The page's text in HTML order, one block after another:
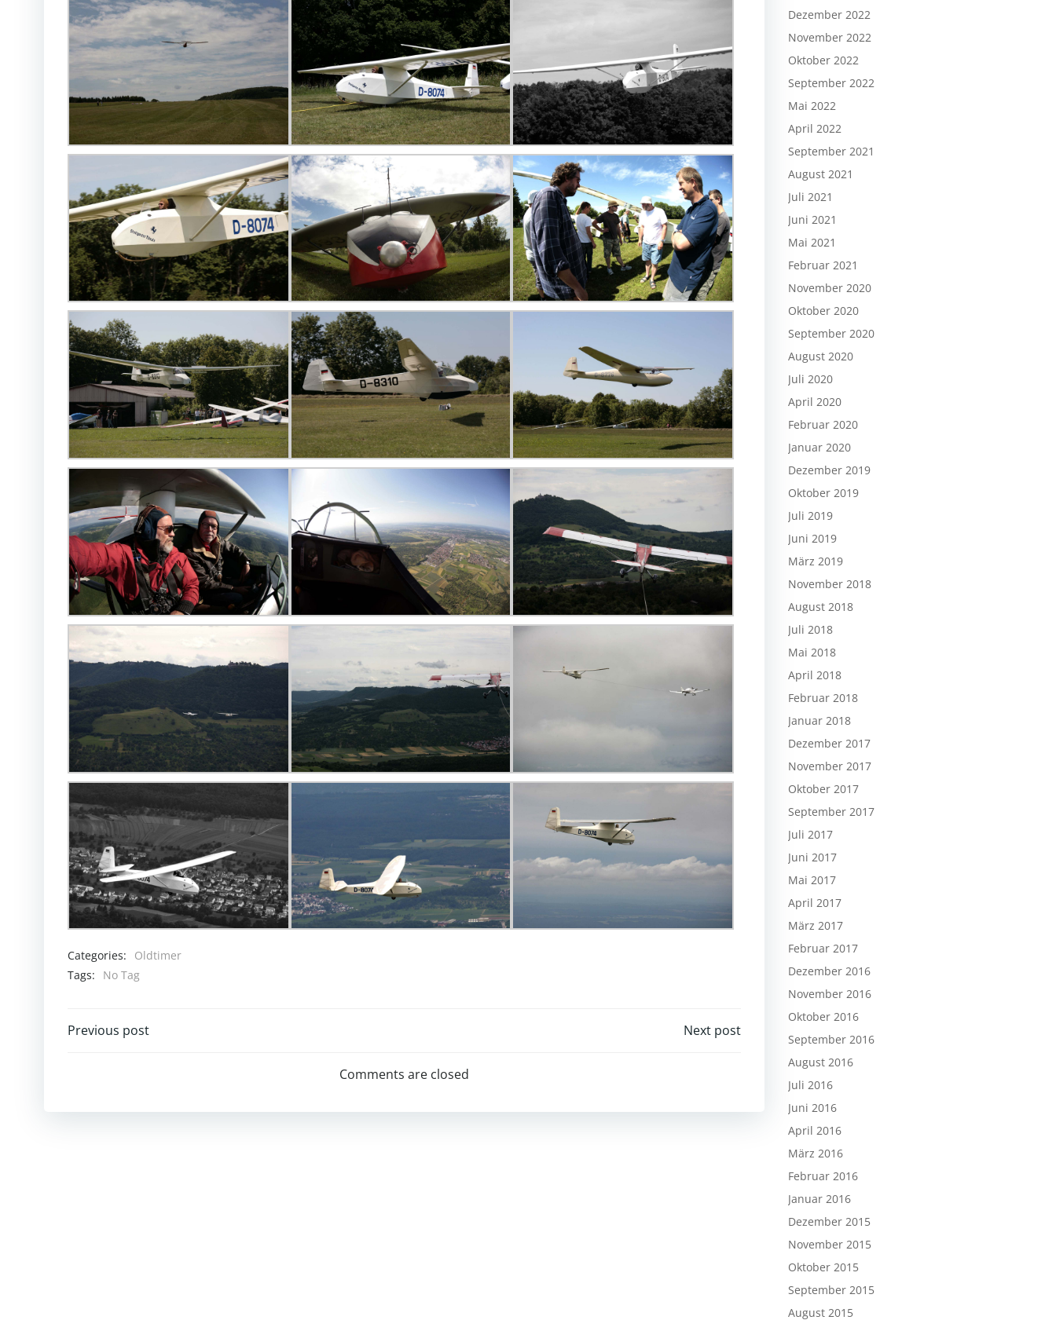
Categories:
Oldtimer
Tags:
No Tag
Post
Previous post
navigation
Next post
Comments are closed
Dezember 2022
November 2022
Oktober 2022
September 2022
Mai 2022
April 2022
September 2021
August 2021
Juli 2021
Juni 2021
Mai 2021
Februar 2021
November 2020
Oktober 2020
September 2020
August 2020
Juli 2020
April 2020
Februar 2020
Januar 2020
Dezember 2019
Oktober 2019
Juli 2019
Juni 2019
März 2019
November 2018
August 2018
Juli 2018
Mai 2018
April 2018
Februar 2018
Januar 2018
Dezember 2017
November 2017
Oktober 2017
September 2017
Juli 2017
Juni 2017
Mai 2017
April 2017
März 2017
Februar 2017
Dezember 2016
November 2016
Oktober 2016
September 2016
August 2016
Juli 2016
Juni 2016
April 2016
März 2016
Februar 2016
Januar 2016
Dezember 2015
November 2015
Oktober 2015
September 2015
August 2015